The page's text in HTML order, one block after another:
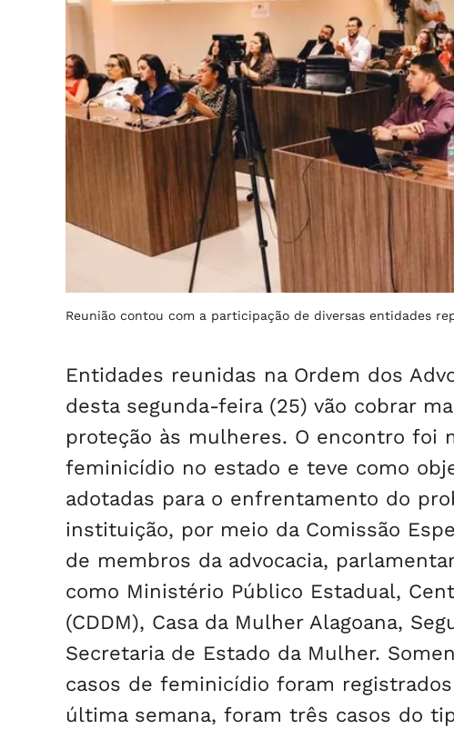
Reunião contou com a participação de diversas entidades
Entidades reunidas na Ordem dos
desta segunda-feira (25) vão cobrar
proteção às mulheres. O encontro foi
feminicídio no estado e teve como
adotadas para o enfrentamento do
instituição, por meio da Comissão
de membros da advocacia,
como Ministério Público Estadual,
(CDDM), Casa da Mulher Alagoana,
Secretaria de Estado da Mulher.
casos de feminicídio foram
última semana, foram três casos do